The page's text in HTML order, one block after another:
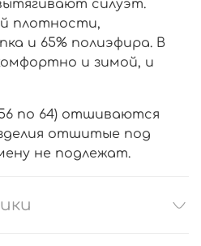
силуэт.
плотности,
и 65% полиэфира. В
и зимой, и
по 64) отшиваются
отшитые под
не подлежат.